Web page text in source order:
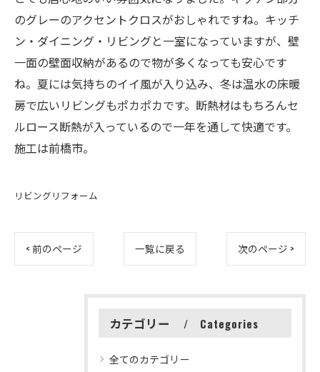
のグレーのアクセントクロスがおしゃれですね。キッチ
ン・ダイニング・リビングと一室になっていますが、壁
一面の壁面収納があるので物が多くなっても安心です
ね。夏には気持ちのイイ風が入り込み、冬は温水の床暖
房で広いリビングもポカポカです。断熱材はもちろんセ
ルロース断熱が入っているので一年を通して快適です。
施工は前橋市。
リビングリフォーム
< 前のページ 一覧に戻る 次のページ >
カテゴリー Categories
全てのカテゴリー